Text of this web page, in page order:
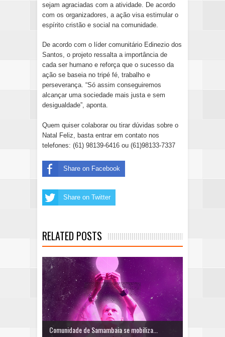
sejam agraciadas com a atividade. De acordo
com os organizadores, a ação visa estimular o
espírito cristão e social na comunidade.
​De acordo com o ​líder comunitário Ed​i​nezio dos
Santos, o projeto ressalta a importância de
cada ser humano e reforça que o sucesso da
ação se baseia no tripé fé, trabalho e
perseverança. “Só assim conseguiremos
alcançar uma sociedade mais justa e sem
desigualdade”, aponta.
​Quem quiser colaborar ou tirar dúvidas sobre o
Natal Feliz, basta entrar em contato nos
telefones: (61)​ ​98139​-​6416 ou (61)98133​-​7337
Share on Facebook
Share on Twitter
RELATED POSTS
Comunidade de Samambaia se mobiliza...